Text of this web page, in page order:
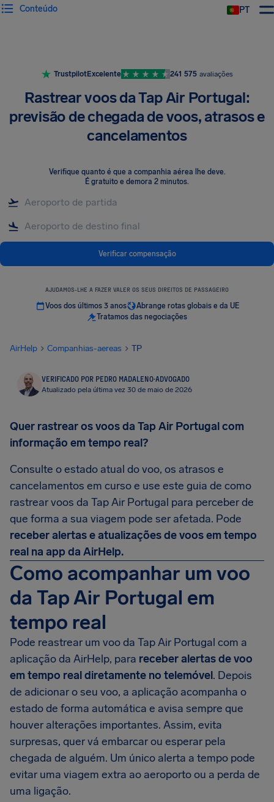
PT
Conteúdo
TrustpilotExcelente 241 575 avaliações
Rastrear voos da Tap Air Portugal:
previsão de chegada de voos, atrasos e
cancelamentos
Verifique quanto é que a companhia aérea lhe deve.
É gratuito e demora 2 minutos.
Verificar compensação
AJUDAMOS-LHE A FAZER VALER OS SEUS DIREITOS DE PASSAGEIRO
Voos dos últimos 3 anos
Abrange rotas globais e da UE
Tratamos das negociações
AirHelp Companhias-aereas TP
VERIFICADO POR PEDRO MADALENO·ADVOGADO
Atualizado pela última vez 30 de maio de 2026
Quer rastrear os voos da Tap Air Portugal com
informação em tempo real?
Consulte o estado atual do voo, os atrasos e
cancelamentos em curso e use este guia de como
rastrear voos da Tap Air Portugal para perceber de
que forma a sua viagem pode ser afetada. Pode
receber alertas e atualizações de voos em tempo
real na app da AirHelp.
Como acompanhar um voo
da Tap Air Portugal em
tempo real
Pode reastrear um voo da Tap Air Portugal com a
aplicação da AirHelp, para receber alertas de voo
em tempo real diretamente no telemóvel. Depois
de adicionar o seu voo, a aplicação acompanha o
estado de forma automática e avisa sempre que
houver alterações importantes. Assim, evita
surpresas, quer vá embarcar ou esperar pela
chegada de alguém. Um único alerta a tempo pode
evitar uma viagem extra ao aeroporto ou a perda de
uma ligação.